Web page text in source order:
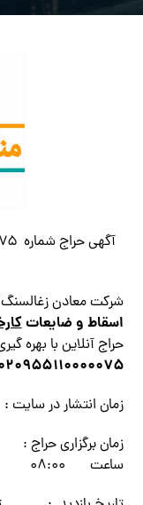
شرکت معادن زغالسنگ
اسقاط و ضایعات
حراج آنلاین با بهره
زمان انتشار در سایت : تاریخ ۱۴۰۲/
ساعت ۰۸:۰۰ تا ساعت ۱۴:۰۰